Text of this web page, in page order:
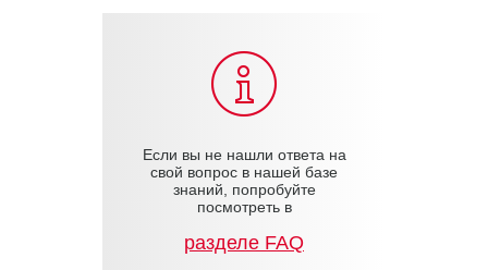
Если вы не нашли ответа на
свой вопрос в нашей базе
знаний, попробуйте
посмотреть в
разделе FAQ